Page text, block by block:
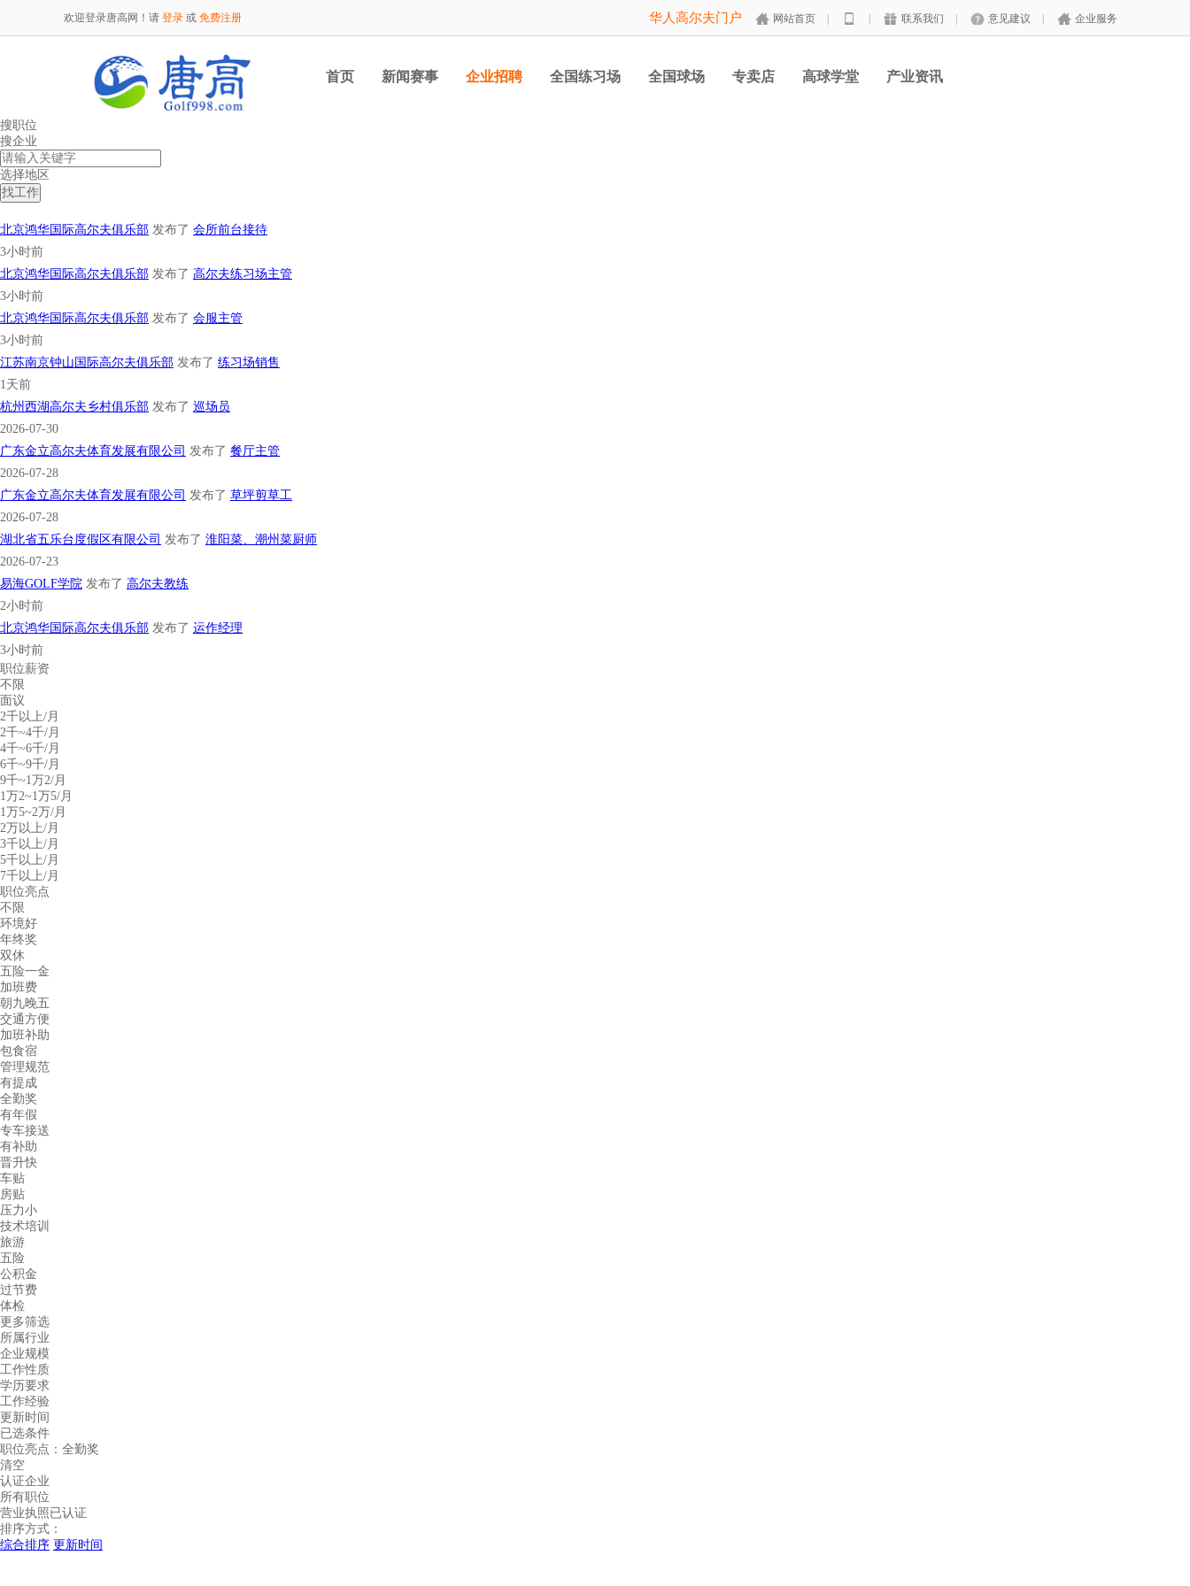
欢迎登录唐高网！请 登录 或 免费注册 华人高尔夫门户 网站首页 联系我们 意见建议 企业服务
首页 新闻赛事 企业招聘 全国练习场 全国球场 专卖店 高球学堂 产业资讯
搜职位
搜企业
选择地区
北京鸿华国际高尔夫俱乐部 发布了 会所前台接待
3小时前
北京鸿华国际高尔夫俱乐部 发布了 高尔夫练习场主管
3小时前
北京鸿华国际高尔夫俱乐部 发布了 会服主管
3小时前
江苏南京钟山国际高尔夫俱乐部 发布了 练习场销售
1天前
杭州西湖高尔夫乡村俱乐部 发布了 巡场员
2026-07-30
广东金立高尔夫体育发展有限公司 发布了 餐厅主管
2026-07-28
广东金立高尔夫体育发展有限公司 发布了 草坪剪草工
2026-07-28
湖北省五乐台度假区有限公司 发布了 淮阳菜、潮州菜厨师
2026-07-23
易海GOLF学院 发布了 高尔夫教练
2小时前
北京鸿华国际高尔夫俱乐部 发布了 运作经理
3小时前
职位薪资
不限
面议
2千以上/月
2千~4千/月
4千~6千/月
6千~9千/月
9千~1万2/月
1万2~1万5/月
1万5~2万/月
2万以上/月
3千以上/月
5千以上/月
7千以上/月
职位亮点
不限
环境好
年终奖
双休
五险一金
加班费
朝九晚五
交通方便
加班补助
包食宿
管理规范
有提成
全勤奖
有年假
专车接送
有补助
晋升快
车贴
房贴
压力小
技术培训
旅游
五险
公积金
过节费
体检
更多筛选
所属行业
企业规模
工作性质
学历要求
工作经验
更新时间
已选条件
职位亮点： 全勤奖
清空
认证企业
所有职位
营业执照已认证
排序方式：
综合排序 更新时间